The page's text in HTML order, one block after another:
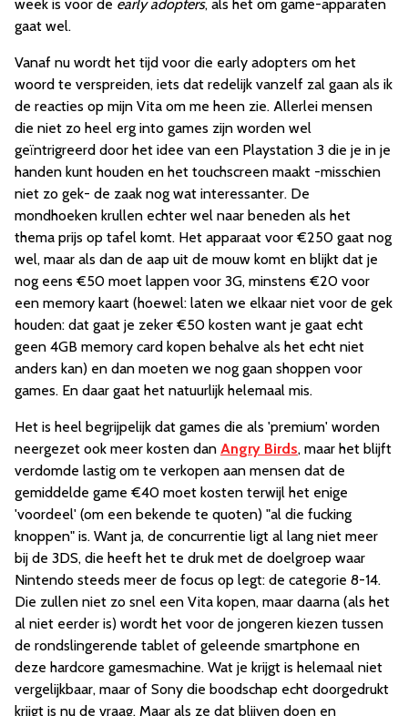
week is voor de early adopters, als het om game-apparaten
gaat wel.
Vanaf nu wordt het tijd voor die early adopters om het
woord te verspreiden, iets dat redelijk vanzelf zal gaan als ik
de reacties op mijn Vita om me heen zie. Allerlei mensen
die niet zo heel erg into games zijn worden wel
geïntrigreerd door het idee van een Playstation 3 die je in je
handen kunt houden en het touchscreen maakt -misschien
niet zo gek- de zaak nog wat interessanter. De
mondhoeken krullen echter wel naar beneden als het
thema prijs op tafel komt. Het apparaat voor €250 gaat nog
wel, maar als dan de aap uit de mouw komt en blijkt dat je
nog eens €50 moet lappen voor 3G, minstens €20 voor
een memory kaart (hoewel: laten we elkaar niet voor de gek
houden: dat gaat je zeker €50 kosten want je gaat echt
geen 4GB memory card kopen behalve als het echt niet
anders kan) en dan moeten we nog gaan shoppen voor
games. En daar gaat het natuurlijk helemaal mis.
Het is heel begrijpelijk dat games die als 'premium' worden
neergezet ook meer kosten dan Angry Birds, maar het blijft
verdomde lastig om te verkopen aan mensen dat de
gemiddelde game €40 moet kosten terwijl het enige
'voordeel' (om een bekende te quoten) "al die fucking
knoppen" is. Want ja, de concurrentie ligt al lang niet meer
bij de 3DS, die heeft het te druk met de doelgroep waar
Nintendo steeds meer de focus op legt: de categorie 8-14.
Die zullen niet zo snel een Vita kopen, maar daarna (als het
al niet eerder is) wordt het voor de jongeren kiezen tussen
de rondslingerende tablet of geleende smartphone en
deze hardcore gamesmachine. Wat je krijgt is helemaal niet
vergelijkbaar, maar of Sony die boodschap echt doorgedrukt
krijgt is nu de vraag. Maar als ze dat blijven doen en